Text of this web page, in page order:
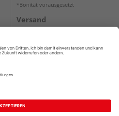
*Bonität vorausgesetzt
Versand
Versandkosten
Widerruf
Datenschutz